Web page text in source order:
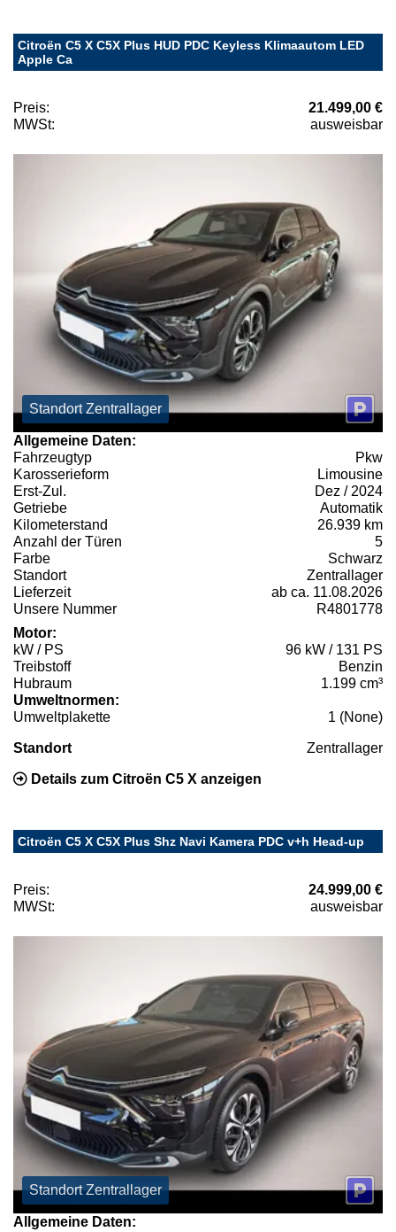
Citroën C5 X C5X Plus HUD PDC Keyless Klimaautom LED
Apple Ca
Preis:
21.499,00 €
MWSt:
ausweisbar
Standort Zentrallager
Allgemeine Daten:
Fahrzeugtyp
Pkw
Karosserieform
Limousine
Erst-Zul.
Dez / 2024
Getriebe
Automatik
Kilometerstand
26.939 km
Anzahl der Türen
5
Farbe
Schwarz
Standort
Zentrallager
Lieferzeit
ab ca. 11.08.2026
Unsere Nummer
R4801778
Motor:
kW / PS
96 kW / 131 PS
Treibstoff
Benzin
Hubraum
1.199 cm³
Umweltnormen:
Umweltplakette
1 (None)
Standort Zentrallager
Details zum Citroën C5 X anzeigen
Citroën C5 X C5X Plus Shz Navi Kamera PDC v+h Head-up
Preis:
24.999,00 €
MWSt:
ausweisbar
Standort Zentrallager
Allgemeine Daten: